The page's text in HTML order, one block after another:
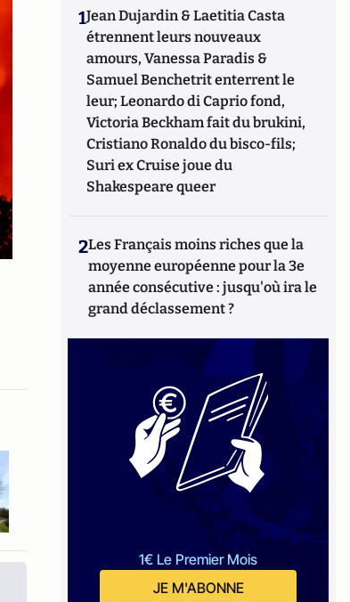
1Jean Dujardin & Laetitia Casta
étrennent leurs nouveaux
amours, Vanessa Paradis &
Samuel Benchetrit enterrent le
leur; Leonardo di Caprio fond,
Victoria Beckham fait du brukini,
Cristiano Ronaldo du bisco-fils;
Suri ex Cruise joue du
Shakespeare queer
2Les Français moins riches que la
moyenne européenne pour la 3e
année consécutive : jusqu'où ira le
grand déclassement ?
1€ Le Premier Mois
JE M'ABONNE